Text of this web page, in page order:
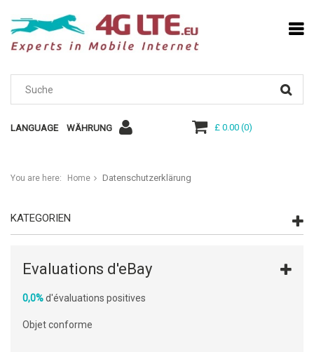
LANGUAGE WÄHRUNG £ 0.00(0)
You are here: Home Datenschutzerklärung
KATEGORIEN
Evaluations d'eBay
0,0%d'évaluations positives
Objet conforme